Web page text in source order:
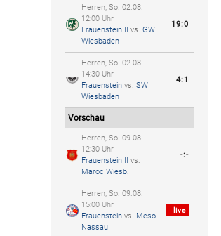
Herren, So. 02.08.
12:00 Uhr
Frauenstein II
vs. GW
Wiesbaden
19:0
Herren, So. 02.08.
14:30 Uhr
Frauenstein vs. SW
Wiesbaden
4:1
Vorschau
Herren, So. 09.08.
12:30 Uhr
Frauenstein II
vs.
Maroc Wiesb.
-:-
Herren, So. 09.08.
15:00 Uhr
Frauenstein vs. Meso-
Nassau
live